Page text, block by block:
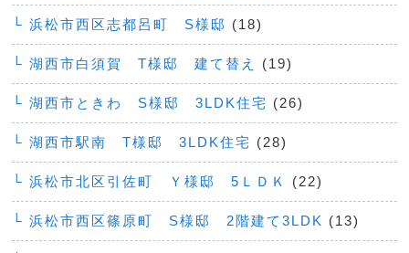
└ 浜松市西区志都呂町 S様邸 (18)
└ 湖西市白須賀 T様邸 建て替え (19)
└ 湖西市ときわ S様邸 3LDK住宅 (26)
└ 湖西市駅南 T様邸 3LDK住宅 (28)
└ 浜松市北区引佐町 Ｙ様邸 5ＬＤＫ (22)
└ 浜松市西区篠原町 S様邸 2階建て3LDK (13)